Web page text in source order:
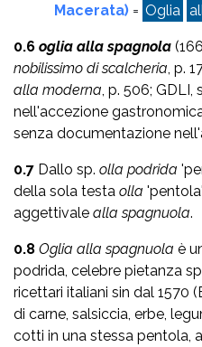
Macerata) = Oglia
0.6 oglia alla spagnola
nobilissimo di scalcheria, p.
alla moderna, p. 506;
nell'accezione
senza documentazione
0.7 Dallo sp. olla podrida
della sola testa olla
aggettivale alla spagnuola.
0.8 Oglia alla spagnuola è
podrida, celebre pietanza
ricettari italiani sin dal 1570
di carne, salsiccia, erbe,
cotti in una stessa pentola,